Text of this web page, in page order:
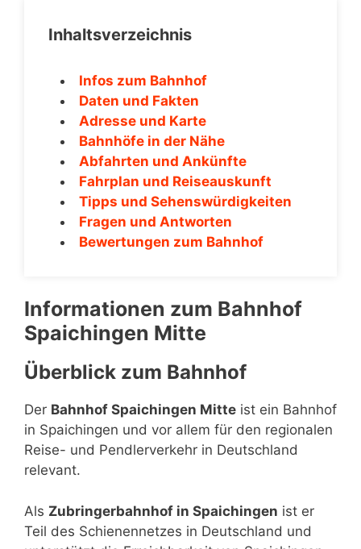
Inhaltsverzeichnis
Infos zum Bahnhof
Daten und Fakten
Adresse und Karte
Bahnhöfe in der Nähe
Abfahrten und Ankünfte
Fahrplan und Reiseauskunft
Tipps und Sehenswürdigkeiten
Fragen und Antworten
Bewertungen zum Bahnhof
Informationen zum Bahnhof
Spaichingen Mitte
Überblick zum Bahnhof
Der Bahnhof Spaichingen Mitte ist ein Bahnhof
in Spaichingen und vor allem für den regionalen
Reise- und Pendlerverkehr in Deutschland
relevant.
Als Zubringerbahnhof in Spaichingen ist er
Teil des Schienennetzes in Deutschland und